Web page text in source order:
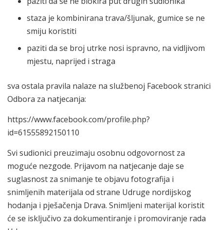
staza je kombinirana trava/šljunak, gumice se ne
smiju koristiti
paziti da se broj utrke nosi ispravno, na vidljivom
mjestu, naprijed i straga
sva ostala pravila nalaze na službenoj Facebook stranici
Odbora za natjecanja:
https://www.facebook.com/profile.php?
id=61555892150110
Svi sudionici preuzimaju osobnu odgovornost za
moguće nezgode. Prijavom na natjecanje daje se
suglasnost za snimanje te objavu fotografija i
snimljenih materijala od strane Udruge nordijskog
hodanja i pješačenja Drava. Snimljeni materijal koristit
će se isključivo za dokumentiranje i promoviranje rada